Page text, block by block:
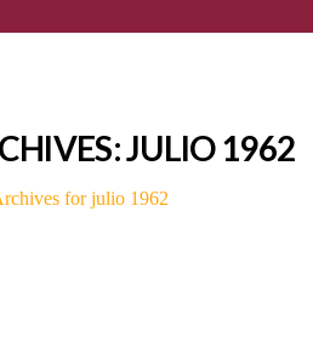
JULIO 1962
for julio 1962